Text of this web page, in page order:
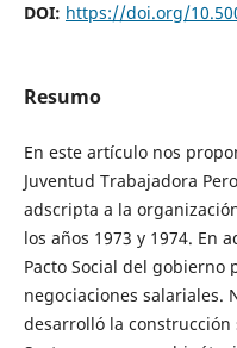
DOI: https://doi.org/
Resumo
En este artículo nos
Juventud Trabajadora
adscripta a la
los años 1973 y 1974. En
Pacto Social del
negociaciones salariales.
desarrolló la